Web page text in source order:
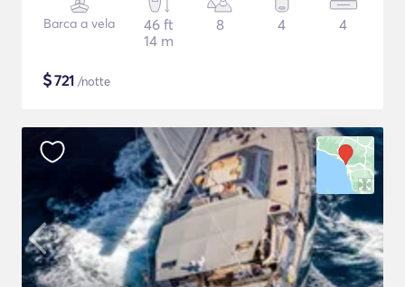
Barca a vela
46 ft
14 m
8 4 4
$721 /notte